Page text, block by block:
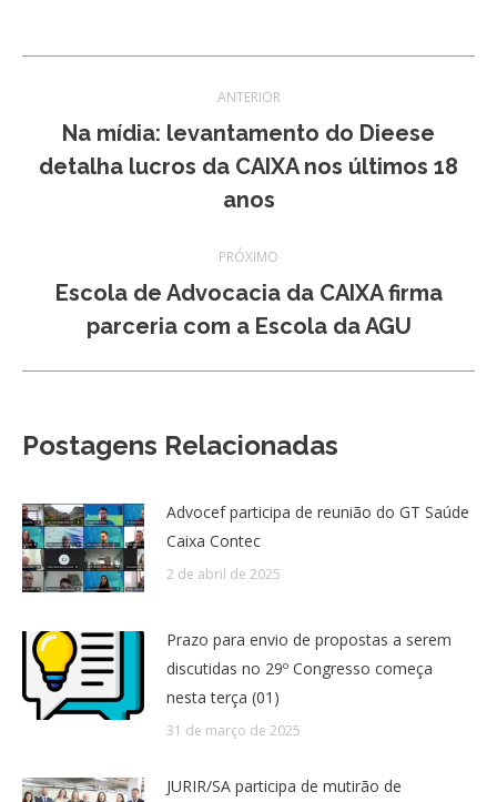
de
post:
ANTERIOR
Post
anterior:
Na mídia: levantamento do Dieese
detalha lucros da CAIXA nos últimos 18
anos
PRÓXIMO
Próximo
post:
Escola de Advocacia da CAIXA firma
parceria com a Escola da AGU
Postagens Relacionadas
Advocef participa de reunião do GT Saúde
Caixa Contec
2 de abril de 2025
Prazo para envio de propostas a serem
discutidas no 29º Congresso começa
nesta terça (01)
31 de março de 2025
JURIR/SA participa de mutirão de